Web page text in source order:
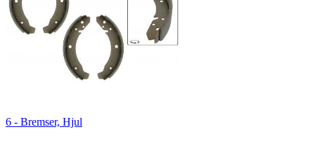
6 - Bremser, Hjul